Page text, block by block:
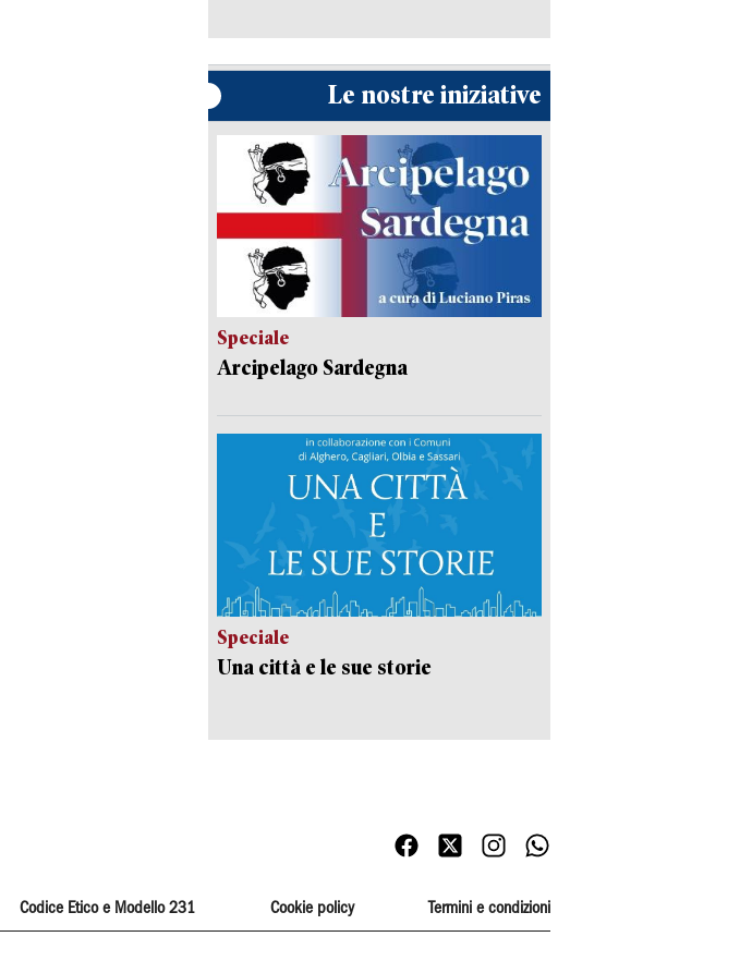
Le nostre iniziative
Speciale
Arcipelago Sardegna
Speciale
Una città e le sue storie
Codice Etico e Modello 231 Cookie policy Termini e condizioni